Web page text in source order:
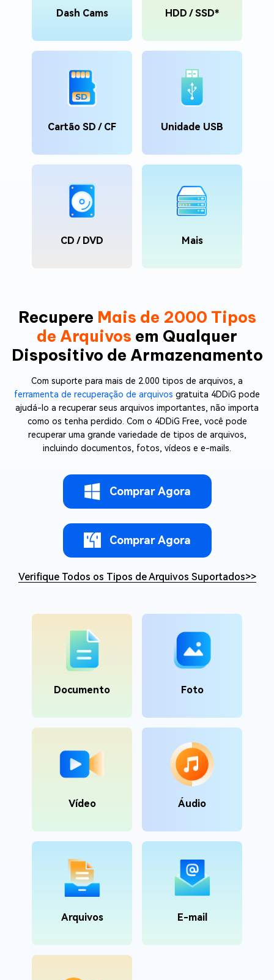
Dash Cams
Cartão SD / CF
CD / DVD
HDD / SSD*
Unidade USB
Mais
Recupere Mais de 2000 Tipos
de Arquivos em Qualquer
Dispositivo de Armazenamento
Com suporte para mais de 2.000 tipos de arquivos, a
ferramenta de recuperação de arquivos gratuita 4DDiG pode
ajudá-lo a recuperar seus arquivos importantes, não importa
como os tenha perdido. Com o 4DDiG Free, você pode
recuperar uma grande variedade de tipos de arquivos,
incluindo documentos, fotos, vídeos e e-mails.
Comprar Agora
Comprar Agora
Verifique Todos os Tipos de Arquivos Suportados>>
Documento
Vídeo
Arquivos
Foto
Áudio
E-mail